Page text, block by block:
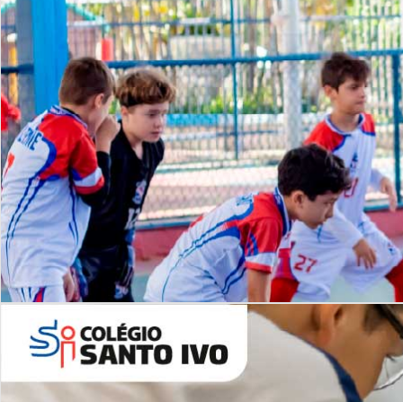
Desafios | Saiba mais
Lista de vídeos
NOSSOCANAL